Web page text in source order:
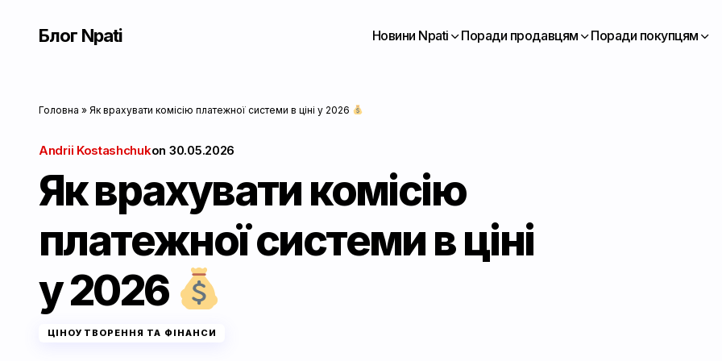
Блог Npati Новини Npati Поради продавцям Поради покупцям
Головна » Як врахувати комісію платежної системи в ціні у 2026
Andrii Kostashchukon 30.05.2026
Як врахувати комісію
платежної системи в ціні
у 2026
ЦІНОУТВОРЕННЯ ТА ФІНАНСИ